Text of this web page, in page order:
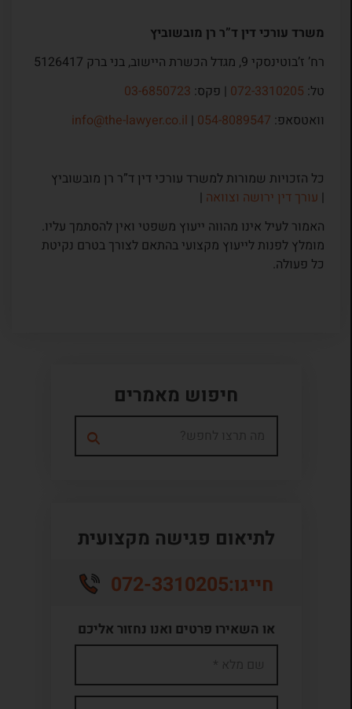
משרד עורכי דין ד”ר רן מובשוביץ
רח’ ז’בוטינסקי 9, מגדל הכשרת היישוב, בני ברק 5126417
טל: 072-3310205| פקס: 03-6850723
וואטסאפ: 054-8089547
|
info@the-lawyer.co.il
כל הזכויות שמורות למשרד עורכי דין ד”ר רן מובשוביץ
| עורך דין ירושה וצוואה|
האמור לעיל אינו מהווה ייעוץ משפטי ואין להסתמך עליו.
מומלץ לפנות לייעוץ מקצועי בהתאם לצורך בטרם נקיטת
כל פעולה.
חיפוש מאמרים
לתיאום פגישה מקצועית
חייגו:072-3310205
או השאירו פרטים ואנו נחזור אליכם